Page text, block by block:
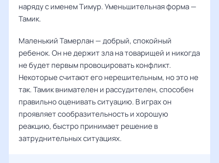
наряду с именем Тимур. Уменьшительная форма —
Тамик.
Маленький Тамерлан — добрый, спокойный
ребенок. Он не держит зла на товарищей и никогда
не будет первым провоцировать конфликт.
Некоторые считают его нерешительным, но это не
так. Тамик внимателен и рассудителен, способен
правильно оценивать ситуацию. В играх он
проявляет сообразительность и хорошую
реакцию, быстро принимает решение в
затруднительных ситуациях.